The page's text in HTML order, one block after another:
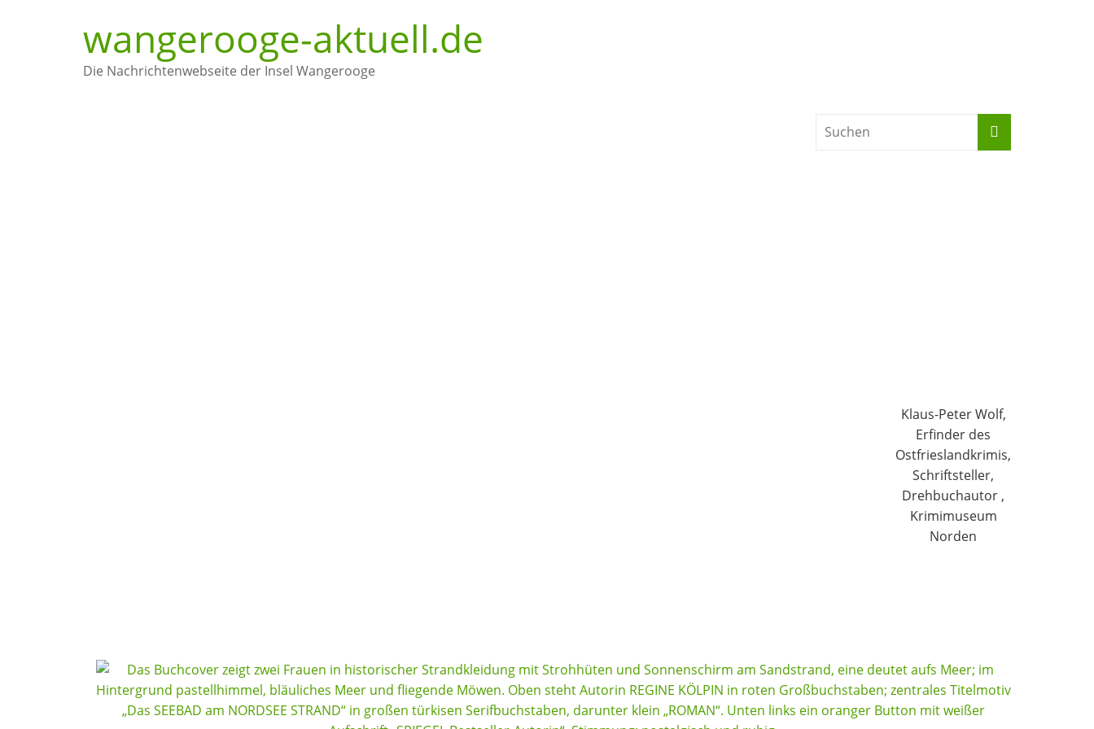
wangerooge-aktuell.de
Die Nachrichtenwebseite der Insel Wangerooge
Klaus-Peter Wolf,
Erfinder des
Ostfrieslandkrimis,
Schriftsteller,
Drehbuchautor ,
Krimimuseum
Norden